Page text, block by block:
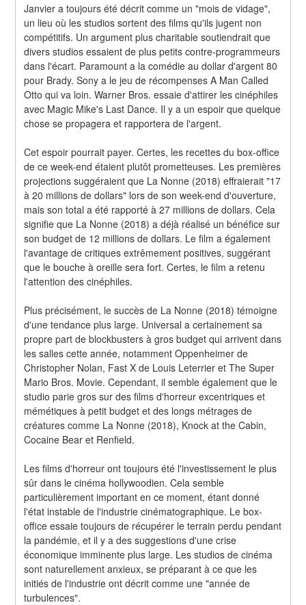
Janvier a toujours été décrit comme un "mois de vidage",
un lieu où les studios sortent des films qu'ils jugent non
compétitifs. Un argument plus charitable soutiendrait que
divers studios essaient de plus petits contre-programmeurs
dans l'écart. Paramount a la comédie au dollar d'argent 80
pour Brady. Sony a le jeu de récompenses A Man Called
Otto qui va loin. Warner Bros. essaie d'attirer les cinéphiles
avec Magic Mike's Last Dance. Il y a un espoir que quelque
chose se propagera et rapportera de l'argent.
Cet espoir pourrait payer. Certes, les recettes du box-office
de ce week-end étaient plutôt prometteuses. Les premières
projections suggéraient que La Nonne (2018) effraierait "17
à 20 millions de dollars" lors de son week-end d'ouverture,
mais son total a été rapporté à 27 millions de dollars. Cela
signifie que La Nonne (2018) a déjà réalisé un bénéfice sur
son budget de 12 millions de dollars. Le film a également
l'avantage de critiques extrêmement positives, suggérant
que le bouche à oreille sera fort. Certes, le film a retenu
l'attention des cinéphiles.
Plus précisément, le succès de La Nonne (2018) témoigne
d'une tendance plus large. Universal a certainement sa
propre part de blockbusters à gros budget qui arrivent dans
les salles cette année, notamment Oppenheimer de
Christopher Nolan, Fast X de Louis Leterrier et The Super
Mario Bros. Movie. Cependant, il semble également que le
studio parie gros sur des films d'horreur excentriques et
mémétiques à petit budget et des longs métrages de
créatures comme La Nonne (2018), Knock at the Cabin,
Cocaine Bear et Renfield.
Les films d'horreur ont toujours été l'investissement le plus
sûr dans le cinéma hollywoodien. Cela semble
particulièrement important en ce moment, étant donné
l'état instable de l'industrie cinématographique. Le box-
office essaie toujours de récupérer le terrain perdu pendant
la pandémie, et il y a des suggestions d'une crise
économique imminente plus large. Les studios de cinéma
sont naturellement anxieux, se préparant à ce que les
initiés de l'industrie ont décrit comme une "année de
turbulences".